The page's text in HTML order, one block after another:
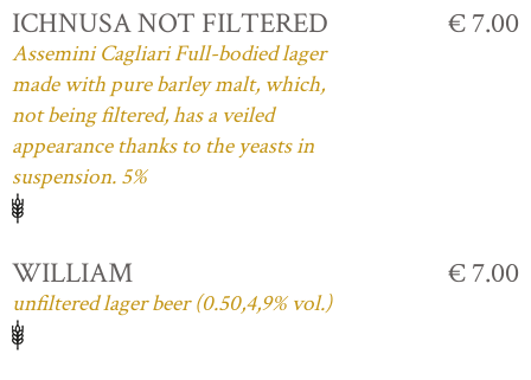
ICHNUSA NOT FILTERED
Assemini Cagliari Full-bodied lager
made with pure barley malt, which,
not being filtered, has a veiled
appearance thanks to the yeasts in
suspension. 5%
€ 7.00
WILLIAM
unfiltered lager beer (0.50,4,9% vol.)
€ 7.00